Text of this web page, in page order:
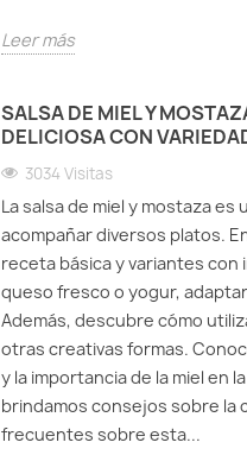
Leer más
SALSA DE MIEL Y
DELICIOSA CON
3034 Visitas
La salsa de miel y mostaza
acompañar diversos platos.
receta básica y variantes
queso fresco o yogur,
Además, descubre cómo
otras creativas formas.
y la importancia de la miel en
brindamos consejos sobre la
frecuentes sobre esta...